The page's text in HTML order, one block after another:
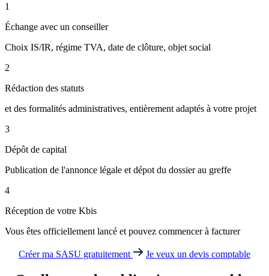
1
Échange avec un conseiller
Choix IS/IR, régime TVA, date de clôture, objet social
2
Rédaction des statuts
et des formalités administratives, entièrement adaptés à votre projet
3
Dépôt de capital
Publication de l'annonce légale et dépot du dossier au greffe
4
Réception de votre Kbis
Vous êtes officiellement lancé et pouvez commencer à facturer
Créer ma SASU gratuitement Je veux un devis comptable